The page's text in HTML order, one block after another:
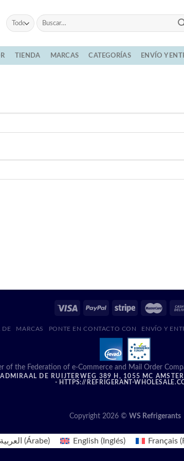
Buscar
por:
TIENDA MARCAS CATEGORÍAS ENVÍO Y
DE MARCAS PONTE EN CONTACTO CON ENVÍO Y
of the Federation of e-Commerce and Mail Order
ADMIRAAL DE RUIJTERWEG 389 H, 1055 MC
- HTTPS://REFRIGERANT-
Copyright 2026 © WS Refrigerants
العربية (Árabe) English (Inglés) Français(